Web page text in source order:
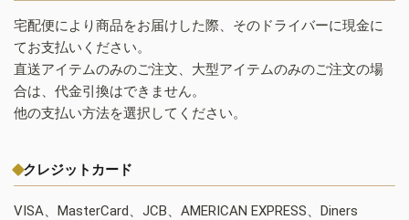
宅配便により商品をお届けした際、そのドライバーに現金に
てお支払いください。
直送アイテムのみのご注文、大型アイテムのみのご注文の場
合は、代金引換はできません。
他の支払い方法を選択してください。
クレジットカード
VISA、MasterCard、JCB、AMERICAN EXPRESS、Diners